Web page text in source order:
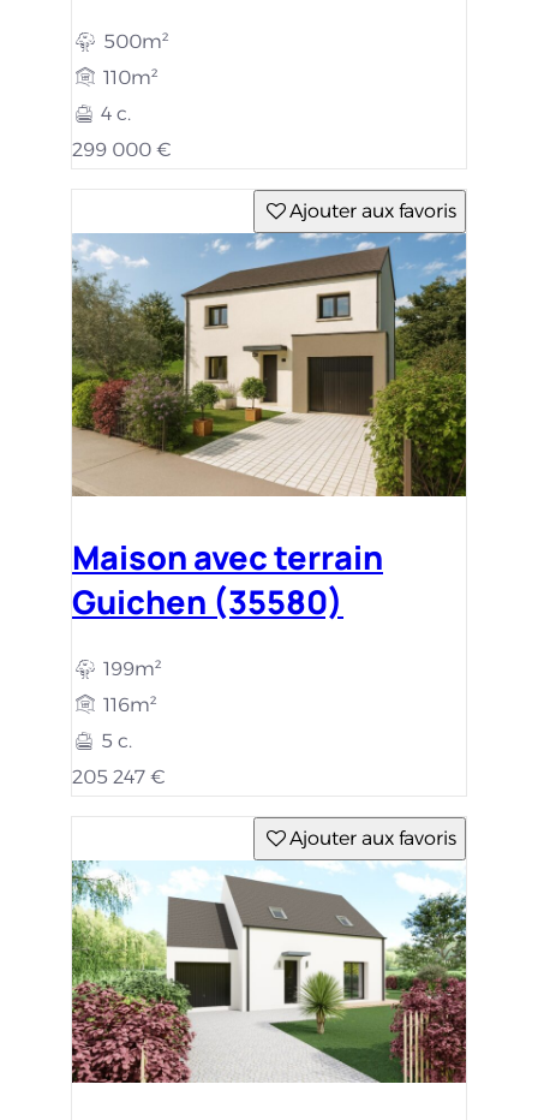
500m²
110m²
4 c.
299 000 €
Ajouter aux favoris
Maison avec terrain
Guichen (35580)
199m²
116m²
5 c.
205 247 €
Ajouter aux favoris